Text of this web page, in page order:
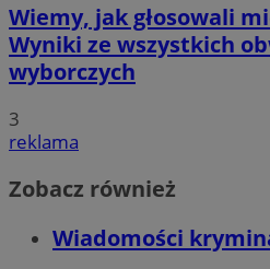
Wiemy, jak głosowali
Wyniki ze wszystkich
wyborczych
3
reklama
Zobacz również
Wiadomości